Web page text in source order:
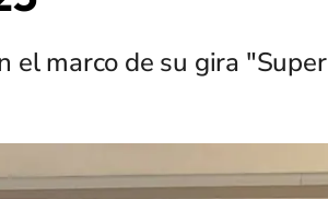
el marco de su gira "Super